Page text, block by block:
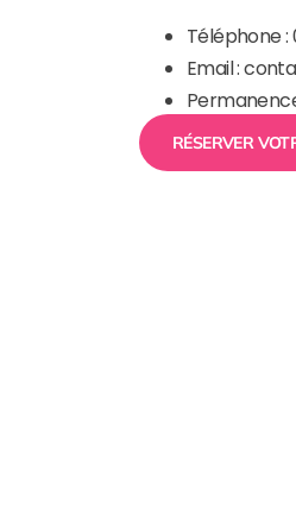
Téléphone :
Email :
RÉSERVER